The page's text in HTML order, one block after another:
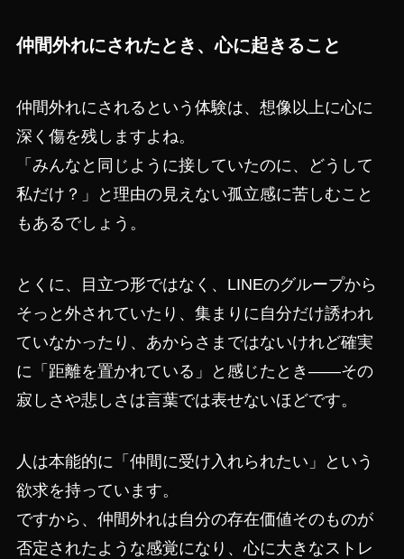
仲間外れにされたとき、心に起きること
仲間外れにされるという体験は、想像以上に心に
深く傷を残しますよね。
「みんなと同じように接していたのに、どうして
私だけ？」と理由の見えない孤立感に苦しむこと
もあるでしょう。
とくに、目立つ形ではなく、LINEのグループから
そっと外されていたり、集まりに自分だけ誘われ
ていなかったり、あからさまではないけれど確実
に「距離を置かれている」と感じたとき――その
寂しさや悲しさは言葉では表せないほどです。
人は本能的に「仲間に受け入れられたい」という
欲求を持っています。
ですから、仲間外れは自分の存在価値そのものが
否定されたような感覚になり、心に大きなストレ